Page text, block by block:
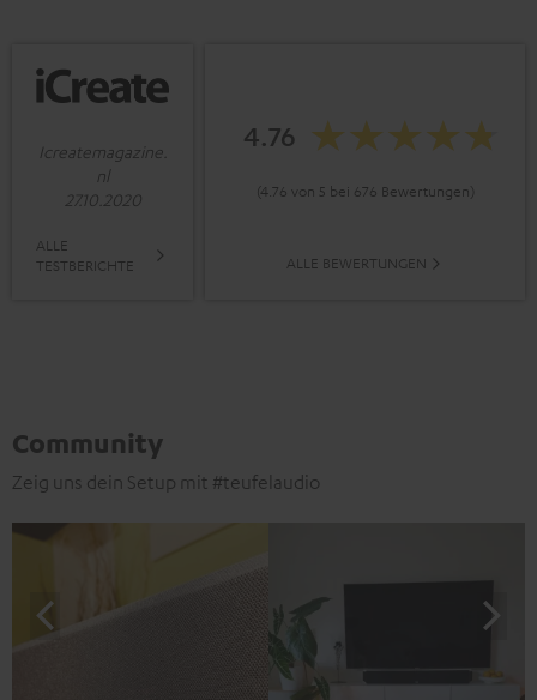
Icreatemagazine.
nl
27.10.2020
ALLE
TESTBERICHTE
4.76
(4.76 von 5 bei 676 Bewertungen)
ALLE BEWERTUNGEN
Community
Zeig uns dein Setup mit #teufelaudio